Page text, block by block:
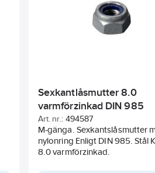
Sexkantlåsmutter 8.0
varmförzinkad DIN 985
Art. nr.: 494587
M-gänga. Sexkantslåsmutter
nylonring Enligt DIN 985. Stål
8.0 varmförzinkad.